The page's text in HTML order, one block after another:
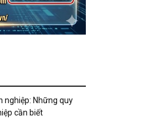
nghiệp: Những quy
cần biết